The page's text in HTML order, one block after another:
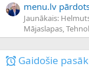
menu.lv
Jaunākais:
Mājaslapas,
Gaidošie